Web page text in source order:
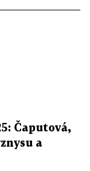
Čaputová,
a